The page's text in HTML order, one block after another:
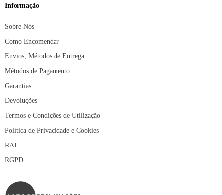
Informação
Sobre Nós
Como Encomendar
Envios, Métodos de Entrega
Métodos de Pagamento
Garantias
Devoluções
Termos e Condições de Utilização
Política de Privacidade e Cookies
RAL
RGPD